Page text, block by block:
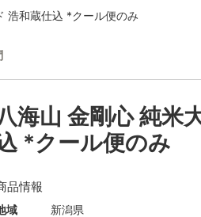
浩和蔵仕込 *クール便のみ
海山 金剛心 純米
*クール便のみ
品情報
域
新潟県